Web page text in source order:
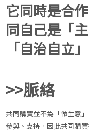
它同時是合
同自己是「
「自治自立
>>脈絡
共同購買並不為「做生意
參與、支持。因此共同購